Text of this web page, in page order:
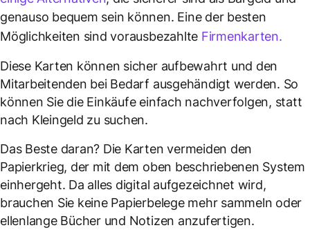
genauso bequem sein können. Eine der besten
Möglichkeiten sind vorausbezahlte Firmenkarten.
Diese Karten können sicher aufbewahrt und den
Mitarbeitenden bei Bedarf ausgehändigt werden. So
können Sie die Einkäufe einfach nachverfolgen, statt
nach Kleingeld zu suchen.
Das Beste daran? Die Karten vermeiden den
Papierkrieg, der mit dem oben beschriebenen System
einhergeht. Da alles digital aufgezeichnet wird,
brauchen Sie keine Papierbelege mehr sammeln oder
ellenlange Bücher und Notizen anzufertigen.